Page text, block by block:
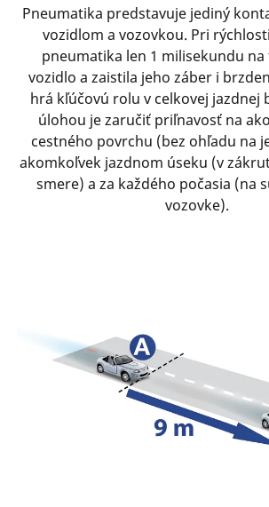
Pneumatika predstavuje jediný
vozidlom a vozovkou. Pri
pneumatika len 1 milisekundu na
vozidlo a zaistila jeho záber i
hrá kľúčovú rolu v celkovej jazdnej
úlohou je zaručiť priľnavosť na
cestného povrchu (bez ohľadu na
akomkoľvek jazdnom úseku (v
smere) a za každého počasia (na
vozovke).